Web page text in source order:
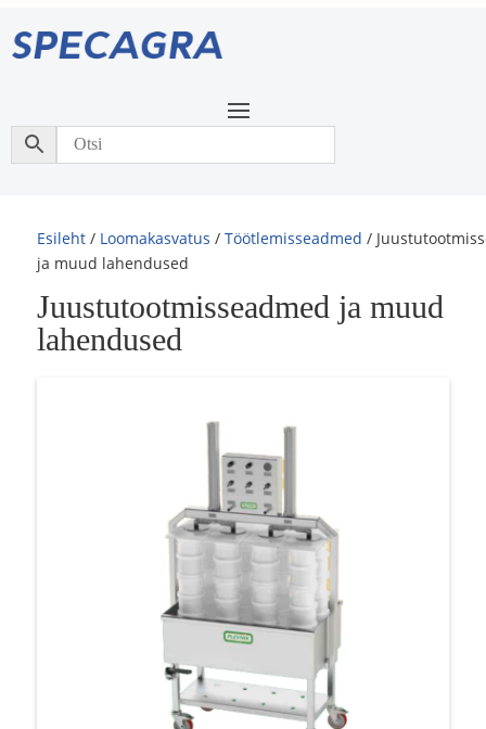
Esileht / Loomakasvatus /Töötlemisseadmed /
ja muud lahendused
Juustutootmisseadmed ja muud
lahendused